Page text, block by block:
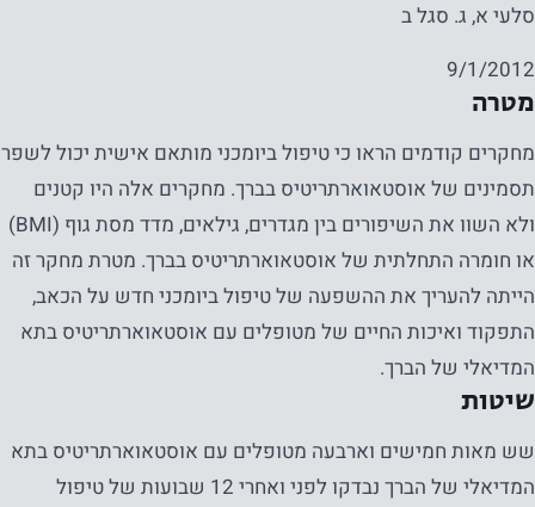
סלעי א, ג. סגל ב
9/1/2012
מטרה
מחקרים קודמים הראו כי טיפול ביומכני מותאם אישית יכול לשפר
תסמינים של אוסטאוארתריטיס בברך. מחקרים אלה היו קטנים
ולא השוו את השיפורים בין מגדרים, גילאים, מדד מסת גוף (BMI)
או חומרה התחלתית של אוסטאוארתריטיס בברך. מטרת מחקר זה
הייתה להעריך את ההשפעה של טיפול ביומכני חדש על הכאב,
התפקוד ואיכות החיים של מטופלים עם אוסטאוארתריטיס בתא
המדיאלי של הברך.
שיטות
שש מאות חמישים וארבעה מטופלים עם אוסטאוארתריטיס בתא
המדיאלי של הברך נבדקו לפני ואחרי 12 שבועות של טיפול